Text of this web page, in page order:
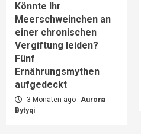
Könnte Ihr
Meerschweinchen an
einer chronischen
Vergiftung leiden?
Fünf
Ernährungsmythen
aufgedeckt
3 Monaten ago Aurona
Bytyqi